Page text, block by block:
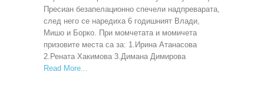
Пресиан безапелационно спечели надпреварата,
след него се наредиха 6 годишният Влади,
Мишо и Борко. При момчетата и момичета
призовите места са за: 1.Ирина Атанасова
2.Рената Хакимова 3.Димана Димирова
Read More